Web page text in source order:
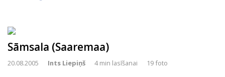
Sāmsala (Saaremaa)
20.08.2005 Ints Liepiņš 4 min lasīšanai 19 foto